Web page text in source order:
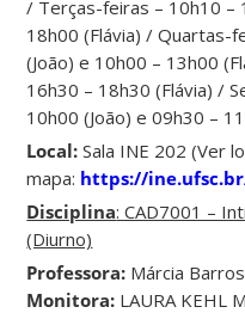
/ Terças-feiras – 10h10 –
18h00 (Flávia) / Quartas-
(João) e 10h00 – 13h00
16h30 – 18h30 (Flávia) /
10h00 (João) e 09h30 –
Local: Sala INE 202 (Ver
mapa: https://
Disciplina: CAD7001 –
(Diurno)
Professora: Márcia
Monitora: LAURA KEHL